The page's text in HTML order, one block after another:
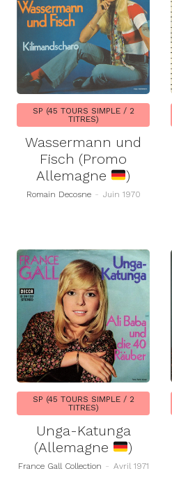
SP (45 TOURS SIMPLE / 2
TITRES)
Wassermann und
Fisch (Promo
Allemagne
)
Romain Decosne - Juin 1970
SP (45 TOURS SIMPLE / 2
TITRES)
Unga-Katunga
(Allemagne
)
France Gall Collection - Avril 1971